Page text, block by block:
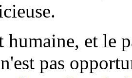
humaine, et le
pas